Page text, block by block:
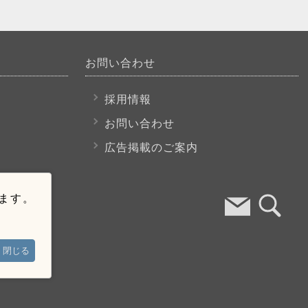
。
閉じる
お問い合わせ
採用情報
お問い合わせ
広告掲載のご案内